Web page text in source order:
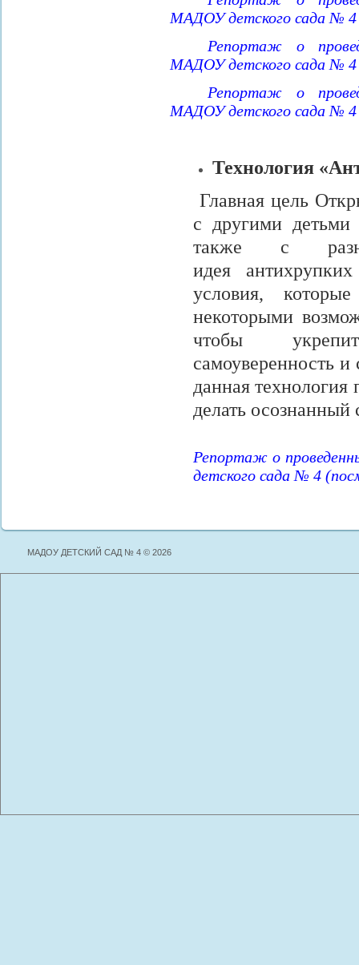
МАДОУ детского сада №
Репортаж о
МАДОУ детского сада №
Репортаж о
МАДОУ детского сада №
Технология
Главная цель
с другими
также с
идея
условия,
некоторыми
чтобы
самоуверенность
данная технология
делать
Репортаж о
детского сада № 4
МАДОУ ДЕТСКИЙ САД № 4 © 2026